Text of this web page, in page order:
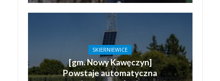
SKIERNIEWICE
[gm. Nowy Kawęczyn]
Powstaje automatyczna